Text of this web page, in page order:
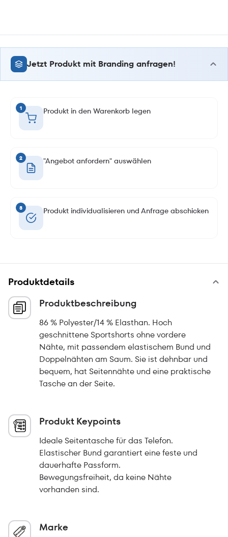
Jetzt Produkt mit Branding anfragen!
1 Produkt in den Warenkorb legen
2 "Angebot anfordern" auswählen
3 Produkt individualisieren und Anfrage abschicken
Produktdetails
Produktbeschreibung
86 % Polyester/14 % Elasthan. Hoch
geschnittene Sportshorts ohne vordere
Nähte, mit passendem elastischem Bund und
Doppelnähten am Saum. Sie ist dehnbar und
bequem, hat Seitennähte und eine praktische
Tasche an der Seite.
Produkt Keypoints
Ideale Seitentasche für das Telefon.
Elastischer Bund garantiert eine feste und
dauerhafte Passform.
Bewegungsfreiheit, da keine Nähte
vorhanden sind.
Marke